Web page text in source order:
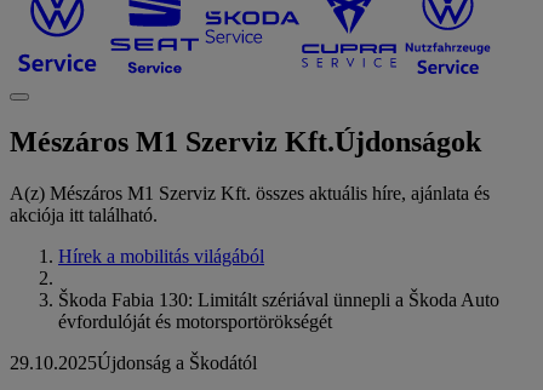
Mészáros M1 Szerviz Kft.Újdonságok
A(z) Mészáros M1 Szerviz Kft. összes aktuális híre, ajánlata és
akciója itt található.
Hírek a mobilitás világából
Škoda Fabia 130: Limitált szériával ünnepli a Škoda Auto
évfordulóját és motorsportörökségét
29.10.2025Újdonság a Škodától